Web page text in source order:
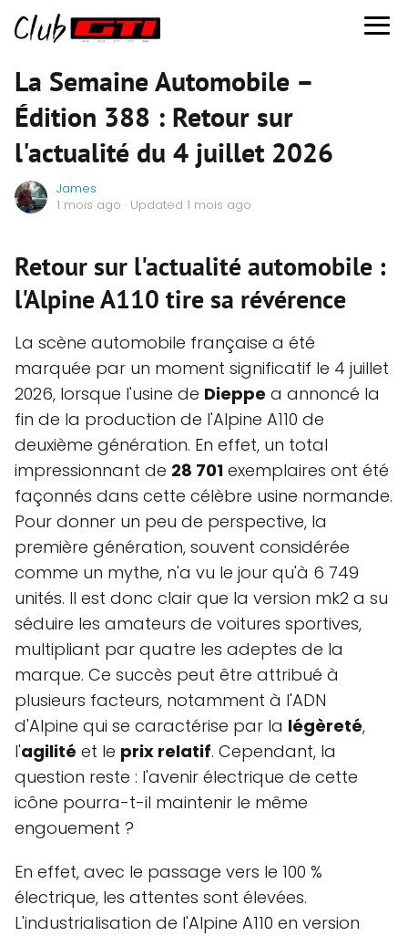
La Semaine Automobile –
Édition 388 : Retour sur
l'actualité du 4 juillet 2026
James
1 mois ago · Updated 1 mois ago
Retour sur l'actualité automobile :
l'Alpine A110 tire sa révérence
La scène automobile française a été
marquée par un moment significatif le 4 juillet
2026, lorsque l'usine de Dieppe a annoncé la
fin de la production de l'Alpine A110 de
deuxième génération. En effet, un total
impressionnant de 28 701 exemplaires ont été
façonnés dans cette célèbre usine normande.
Pour donner un peu de perspective, la
première génération, souvent considérée
comme un mythe, n'a vu le jour qu'à 6 749
unités. Il est donc clair que la version mk2 a su
séduire les amateurs de voitures sportives,
multipliant par quatre les adeptes de la
marque. Ce succès peut être attribué à
plusieurs facteurs, notamment à l'ADN
d'Alpine qui se caractérise par la légèreté,
l'agilité et le prix relatif. Cependant, la
question reste : l'avenir électrique de cette
icône pourra-t-il maintenir le même
engouement ?
En effet, avec le passage vers le 100 %
électrique, les attentes sont élevées.
L'industrialisation de l'Alpine A110 en version